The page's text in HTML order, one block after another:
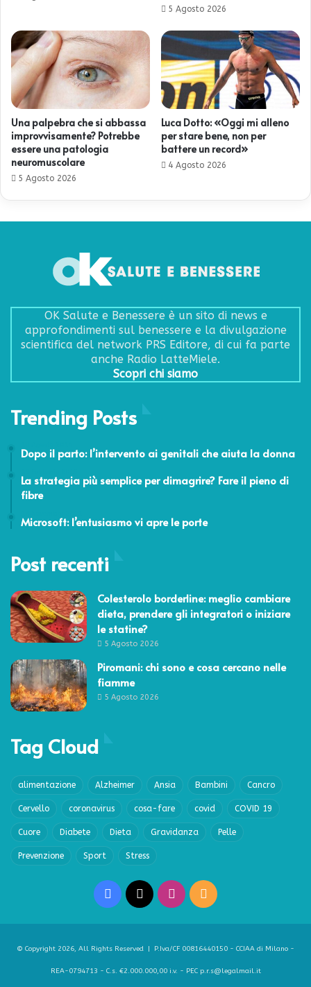
5 Agosto 2026
Una palpebra che si abbassa
improvvisamente? Potrebbe
essere una patologia
neuromuscolare
5 Agosto 2026
Luca Dotto: «Oggi mi alleno
per stare bene, non per
battere un record»
4 Agosto 2026
OK Salute e Benessere è un sito di news e
approfondimenti sul benessere e la divulgazione
scientifica del network PRS Editore, di cui fa parte
anche Radio LatteMiele.
Scopri chi siamo
Trending Posts
Dopo il parto: l’intervento ai genitali che aiuta la donna
La strategia più semplice per dimagrire? Fare il pieno di
fibre
Microsoft: l’entusiasmo vi apre le porte
Post recenti
Colesterolo borderline: meglio cambiare
dieta, prendere gli integratori o iniziare
le statine?
5 Agosto 2026
Piromani: chi sono e cosa cercano nelle
fiamme
5 Agosto 2026
Tag Cloud
alimentazione Alzheimer Ansia Bambini Cancro
Cervello coronavirus cosa-fare covid COVID 19
Cuore Diabete Dieta Gravidanza Pelle
Prevenzione Sport Stress
Facebook Instagram
RSS
© Copyright 2026, All Rights Reserved | P.Iva/CF 00816440150 - CCIAA di Milano -
REA-0794713 - C.s. €2.000.000,00 i.v. - PEC p.r.s@legalmail.it